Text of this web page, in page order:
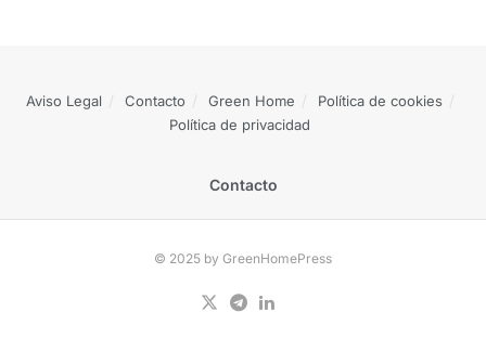
Aviso Legal Contacto Green Home
Política de cookies
Política de privacidad
Contacto
© 2025 by GreenHomePress